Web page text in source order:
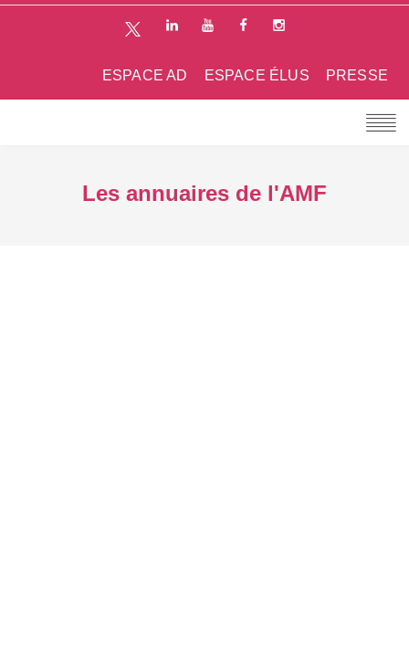
PRESSE
ESPACE ÉLUS
ESPACE AD
Les annuaires de l'AMF